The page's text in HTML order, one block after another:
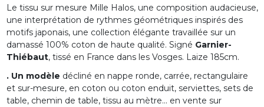
Le tissu sur mesure Mille Halos, une composition audacieuse,
une interprétation de rythmes géométriques inspirés des
motifs japonais, une collection élégante travaillée sur un
damassé 100% coton de haute qualité. Signé Garnier-
Thiébaut, tissé en France dans les Vosges. Laize 185cm.
. Un modèle décliné en nappe ronde, carrée, rectangulaire
et sur-mesure, en coton ou coton enduit, serviettes, sets de
table, chemin de table, tissu au mètre... en vente sur